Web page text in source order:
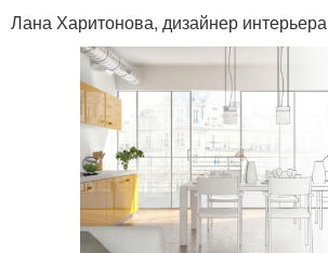
Лана Харитонова, дизайнер интерьера